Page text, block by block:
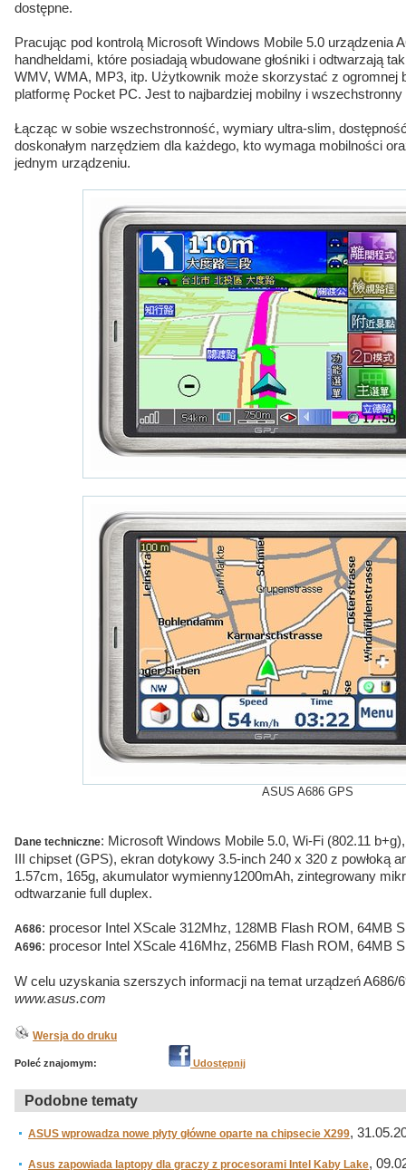
dostępne.
Pracując pod kontrolą Microsoft Windows Mobile 5.0 urządzenia
handheldami, które posiadają wbudowane głośniki i odtwarzają
WMV, WMA, MP3, itp. Użytkownik może skorzystać z ogromnej
platformę Pocket PC. Jest to najbardziej mobilny i
Łącząc w sobie wszechstronność, wymiary ultra-slim,
doskonałym narzędziem dla każdego, kto wymaga mobilności
jednym urządzeniu.
ASUS A686 GPS
Dane techniczne: Microsoft Windows Mobile 5.0, Wi-Fi (802.11
III chipset (GPS), ekran dotykowy 3.5-inch 240 x 320 z powłoką
1.57cm, 165g, akumulator wymienny1200mAh, zintegrowany
odtwarzanie full duplex.
A686: procesor Intel XScale 312Mhz, 128MB Flash ROM, 64MB
A696: procesor Intel XScale 416Mhz, 256MB Flash ROM, 64MB
W celu uzyskania szerszych informacji na temat urządzeń A686/
www.asus.com
Wersja do druku
Poleć znajomym: Udostępnij
Podobne tematy
ASUS wprowadza nowe płyty główne oparte na chipsecie X299,
Asus zapowiada laptopy dla graczy z procesorami Intel Kaby Lake,